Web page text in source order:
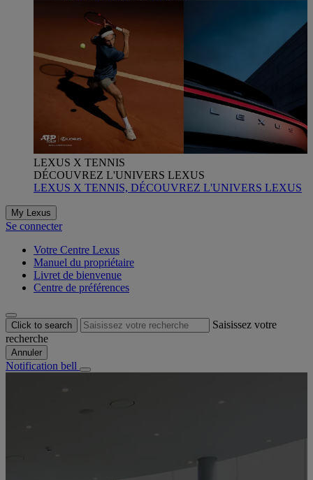
LEXUS X TENNIS
DÉCOUVREZ L'UNIVERS LEXUS
LEXUS X TENNIS, DÉCOUVREZ L'UNIVERS LEXUS
My Lexus
Se connecter
Votre Centre Lexus
Manuel du propriétaire
Livret de bienvenue
Centre de préférences
Click to search
Saisissez votre
recherche
Annuler
Notification bell